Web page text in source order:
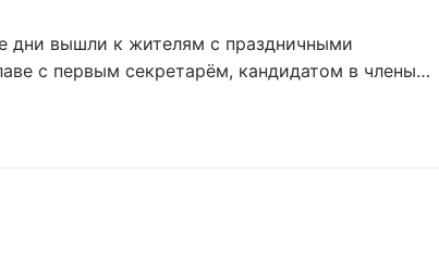
вышли к жителям с праздничными
с первым секретарëм, кандидатом в члены…